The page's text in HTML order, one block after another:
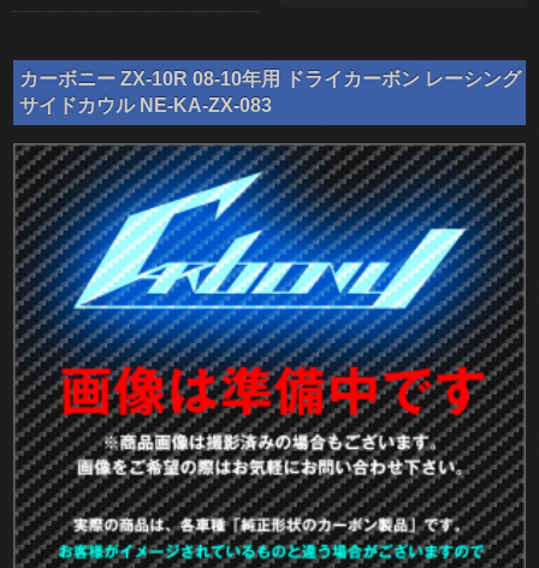
カーボニー ZX-10R 08-10年用 ドライカーボン レーシング
サイドカウル NE-KA-ZX-083